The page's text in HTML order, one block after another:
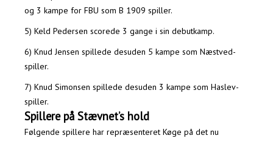
og 3 kampe for FBU som B 1909 spiller.
5) Keld Pedersen scorede 3 gange i sin debutkamp.
6) Knud Jensen spillede desuden 5 kampe som Næstved-
spiller.
7) Knud Simonsen spillede desuden 3 kampe som Haslev-
spiller.
Spillere på Stævnet’s hold
Følgende spillere har repræsenteret Køge på det nu